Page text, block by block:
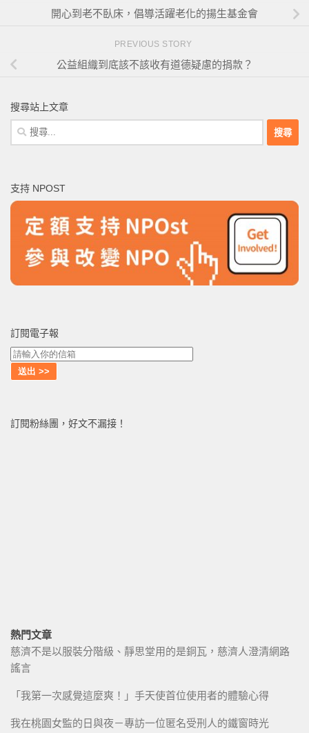
開心到老不臥床，倡導活躍老化的揚生基金會
PREVIOUS STORY
公益組織到底該不該收有道德疑慮的捐款？
搜尋站上文章
搜
尋
字:
支持 NPOST
訂閱電子報
訂閱粉絲團，好文不漏接！
熱門文章
慈濟不是以服裝分階級、靜思堂用的是銅瓦，慈濟人澄清網路
謠言
「我第一次感覺這麼爽！」手天使首位使用者的體驗心得
我在桃園女監的日與夜－專訪一位匿名受刑人的鐵窗時光